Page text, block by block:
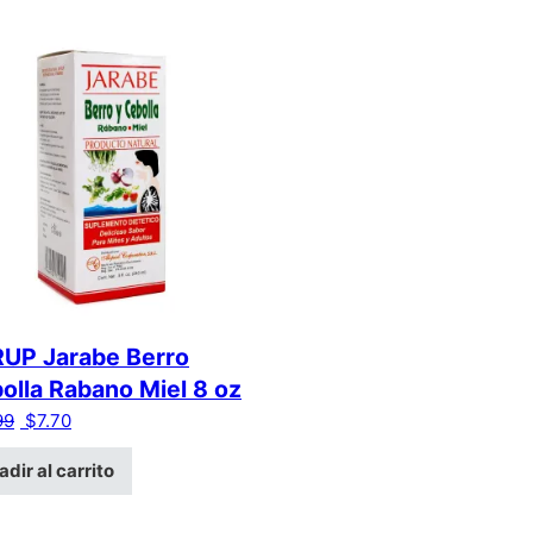
Jarabe Berro
Rabano Miel 8 oz
El precio original era: $14.99.
$7.70El precio actual es: $7.70.
al carrito